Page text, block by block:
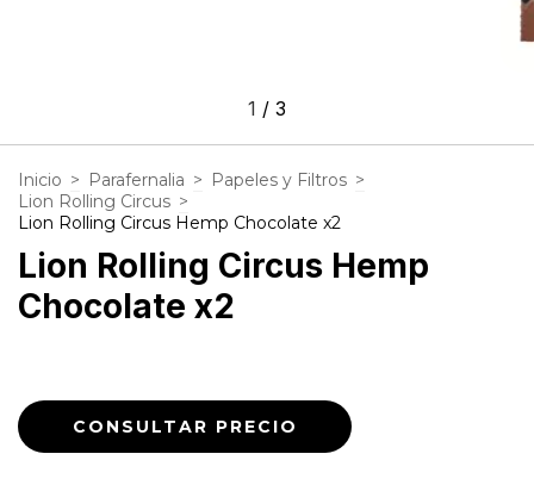
1 / 3
Inicio > Parafernalia > Papeles y Filtros >
Lion Rolling Circus >
Lion Rolling Circus Hemp Chocolate x2
Lion Rolling Circus Hemp
Chocolate x2